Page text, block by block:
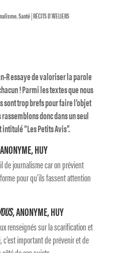
,Santé|RÉCITS D'ATELIERS
R essaye de valoriser la parole
! Parmi les textes que nous
trop brefs pour faire l’objet
rassemblons donc dans un seul
“Les Petits Avis”.
HUY
de journalisme car on prévient
pour qu’ils fassent attention
, ANONYME, HUY
renseignés sur la scarification et
c’est important de prévenir et de